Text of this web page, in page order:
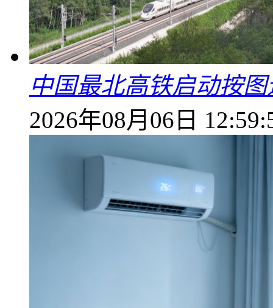
中国最北高铁启动按
2026年08月06日